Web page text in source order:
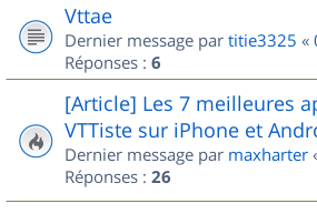
Vttae
Dernier message par titie3325 «
Réponses : 6
[Article] Les 7 meilleures
VTTiste sur iPhone et
Dernier message par maxharter
Réponses : 26